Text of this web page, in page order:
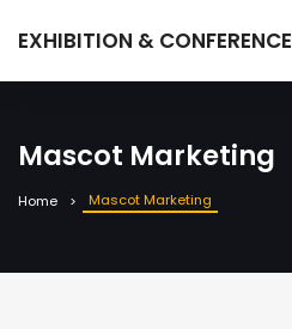
EXHIBITION & CONFERENCE
Mascot Marketing
Home Mascot Marketing